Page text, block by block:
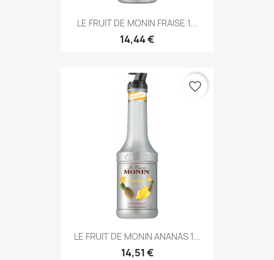
LE FRUIT DE MONIN FRAISE 1...
14,44 €
LE FRUIT DE MONIN ANANAS 1...
14,51 €
favorite_border